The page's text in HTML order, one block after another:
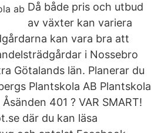
Då både pris och utbud
av växter kan variera
kan vara bra att
i Nossebro
Götalands län. Planerar du
Plantskola AB Plantskola
401 ? VAR SMART!
där du kan läsa